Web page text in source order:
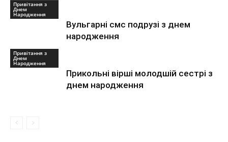
Привітання з
Днем
Народження
Вульгарні смс подрузі з днем
народження
Привітання з
Днем
Народження
Прикольні вірші молодшій сестрі з
днем народження